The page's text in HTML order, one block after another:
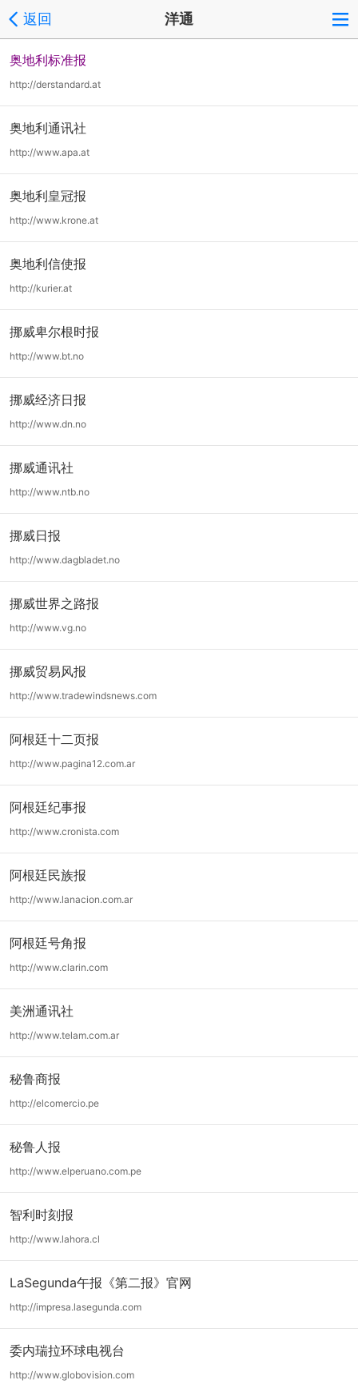
返回 洋通
奥地利标准报
http://derstandard.at
奥地利通讯社
http://www.apa.at
奥地利皇冠报
http://www.krone.at
奥地利信使报
http://kurier.at
挪威卑尔根时报
http://www.bt.no
挪威经济日报
http://www.dn.no
挪威通讯社
http://www.ntb.no
挪威日报
http://www.dagbladet.no
挪威世界之路报
http://www.vg.no
挪威贸易风报
http://www.tradewindsnews.com
阿根廷十二页报
http://www.pagina12.com.ar
阿根廷纪事报
http://www.cronista.com
阿根廷民族报
http://www.lanacion.com.ar
阿根廷号角报
http://www.clarin.com
美洲通讯社
http://www.telam.com.ar
秘鲁商报
http://elcomercio.pe
秘鲁人报
http://www.elperuano.com.pe
智利时刻报
http://www.lahora.cl
LaSegunda午报《第二报》官网
http://impresa.lasegunda.com
委内瑞拉环球电视台
http://www.globovision.com